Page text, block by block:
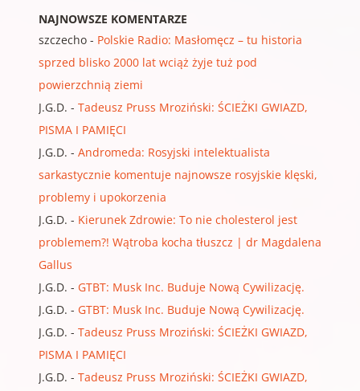
NAJNOWSZE KOMENTARZE
szczecho- Polskie Radio: Masłomęcz – tu historia
sprzed blisko 2000 lat wciąż żyje tuż pod
powierzchnią ziemi
J.G.D. - Tadeusz Pruss Mroziński: ŚCIEŻKI GWIAZD,
PISMA I PAMIĘCI
J.G.D. - Andromeda: Rosyjski intelektualista
sarkastycznie komentuje najnowsze rosyjskie klęski,
problemy i upokorzenia
J.G.D. - Kierunek Zdrowie: To nie cholesterol jest
problemem?! Wątroba kocha tłuszcz | dr Magdalena
Gallus
J.G.D. - GTBT: Musk Inc. Buduje Nową Cywilizację.
J.G.D. - GTBT: Musk Inc. Buduje Nową Cywilizację.
J.G.D. - Tadeusz Pruss Mroziński: ŚCIEŻKI GWIAZD,
PISMA I PAMIĘCI
J.G.D. - Tadeusz Pruss Mroziński: ŚCIEŻKI GWIAZD,